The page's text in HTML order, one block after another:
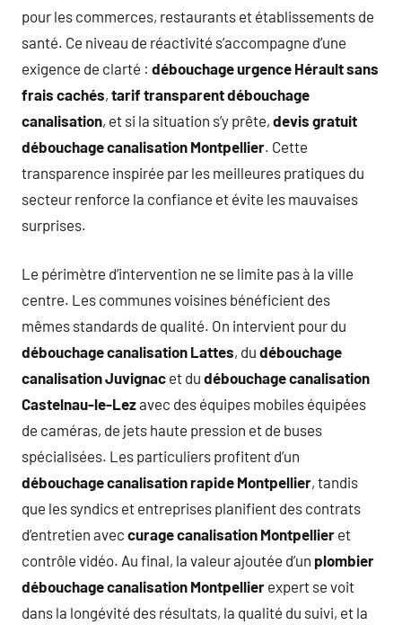
pour les commerces, restaurants et établissements de
santé. Ce niveau de réactivité s’accompagne d’une
exigence de clarté : débouchage urgence Hérault sans
frais cachés, tarif transparent débouchage
canalisation, et si la situation s’y prête, devis gratuit
débouchage canalisation Montpellier. Cette
transparence inspirée par les meilleures pratiques du
secteur renforce la confiance et évite les mauvaises
surprises.
Le périmètre d’intervention ne se limite pas à la ville
centre. Les communes voisines bénéficient des
mêmes standards de qualité. On intervient pour du
débouchage canalisation Lattes, du débouchage
canalisation Juvignac et du débouchage canalisation
Castelnau-le-Lezavec des équipes mobiles équipées
de caméras, de jets haute pression et de buses
spécialisées. Les particuliers profitent d’un
débouchage canalisation rapide Montpellier, tandis
que les syndics et entreprises planifient des contrats
d’entretien avec curage canalisation Montpellier et
contrôle vidéo. Au final, la valeur ajoutée d’un plombier
débouchage canalisation Montpellier expert se voit
dans la longévité des résultats, la qualité du suivi, et la